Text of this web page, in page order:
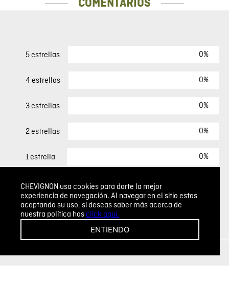
CHEVIGNON usa cookies para darte la mejor
experiencia de navegación. Al navegar en el sitio estas
aceptando su uso, si deseas saber más acerca de
nuestra política hasclick aquí.
ENTIENDO
COMENTARIOS
5 estrellas 0%
4 estrellas 0%
3 estrellas 0%
2 estrellas 0%
1 estrella 0%
ESCRIBIR UN COMENTARIO
Agregar comentario
Sin comentarios.